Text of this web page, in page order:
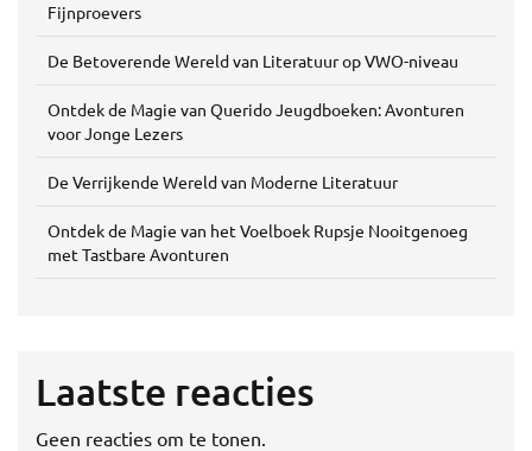
Fijnproevers
De Betoverende Wereld van Literatuur op VWO-niveau
Ontdek de Magie van Querido Jeugdboeken: Avonturen
voor Jonge Lezers
De Verrijkende Wereld van Moderne Literatuur
Ontdek de Magie van het Voelboek Rupsje Nooitgenoeg
met Tastbare Avonturen
Laatste reacties
Geen reacties om te tonen.